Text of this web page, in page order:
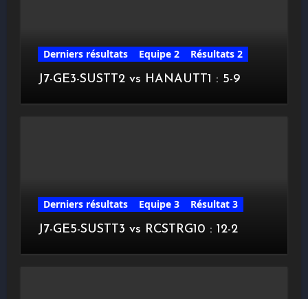
Derniers résultats Equipe 2
Résultats 2
J7-GE3-SUSTT2 vs HANAUTT1 : 5-9
Derniers résultats Equipe 3
Résultat 3
J7-GE5-SUSTT3 vs RCSTRG10 : 12-2